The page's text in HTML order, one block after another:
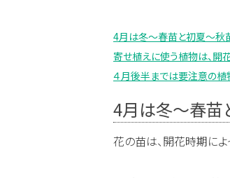
4月は冬～春苗と初夏～秋
寄せ植えに使う植物は、開
４月後半までは要注意の植
4月は冬～春苗
花の苗は、開花時期によ